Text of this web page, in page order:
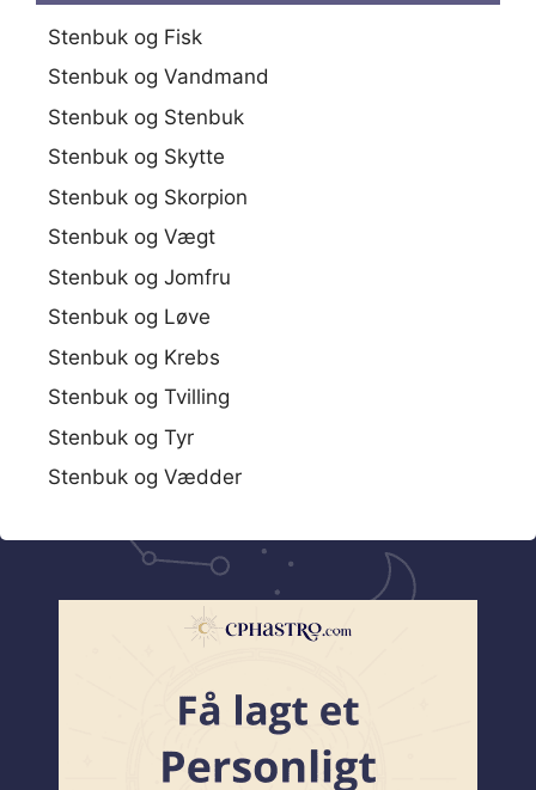
Stenbuk og Fisk
Stenbuk og Vandmand
Stenbuk og Stenbuk
Stenbuk og Skytte
Stenbuk og Skorpion
Stenbuk og Vægt
Stenbuk og Jomfru
Stenbuk og Løve
Stenbuk og Krebs
Stenbuk og Tvilling
Stenbuk og Tyr
Stenbuk og Vædder